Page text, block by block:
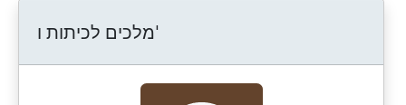
מלכים לכיתות ו'